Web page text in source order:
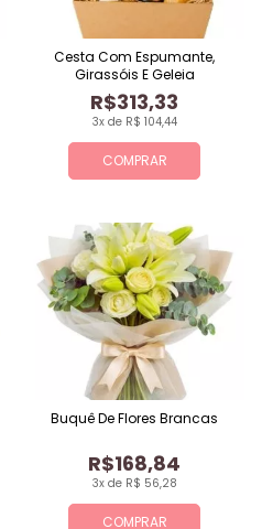
COMPRAR
3x de R$ 104,44
R$313,33
Cesta Com Espumante,
Girassóis E Geleia
COMPRAR
3x de R$ 56,28
R$168,84
Buquê De Flores Brancas